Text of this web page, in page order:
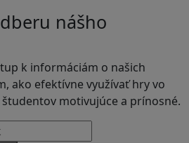
nášho
k informáciám o našich
ako efektívne využívať hry vo
motivujúce a prínosné.